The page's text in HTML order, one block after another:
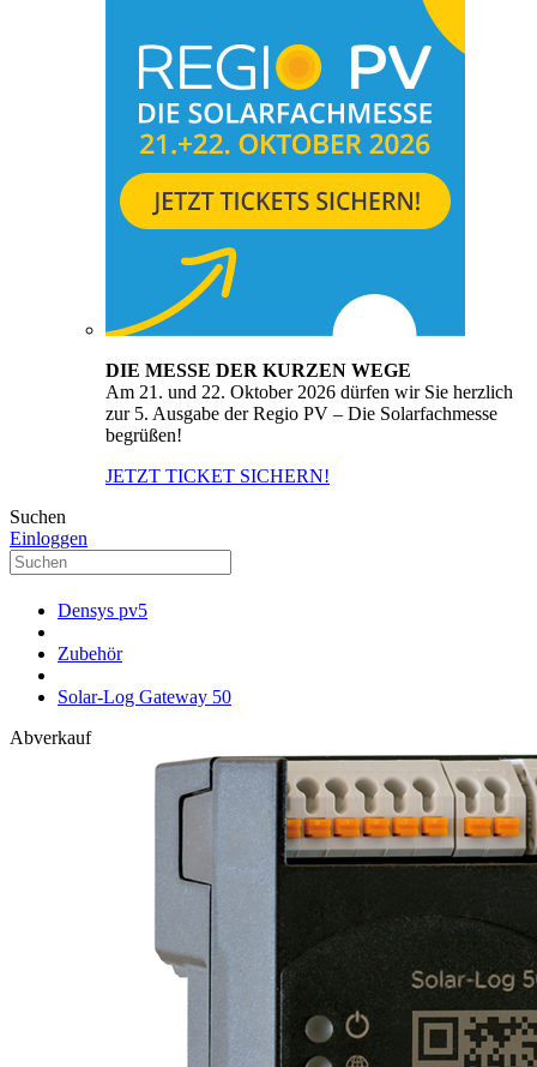
DIE MESSE DER KURZEN WEGE
Am 21. und 22. Oktober 2026 dürfen wir Sie herzlich
zur 5. Ausgabe der Regio PV – Die Solarfachmesse
begrüßen!
JETZT TICKET SICHERN!
Suchen
Einloggen
Densys pv5
Zubehör
Solar-Log Gateway 50
Abverkauf